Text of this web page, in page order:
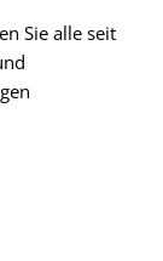
Sie alle seit